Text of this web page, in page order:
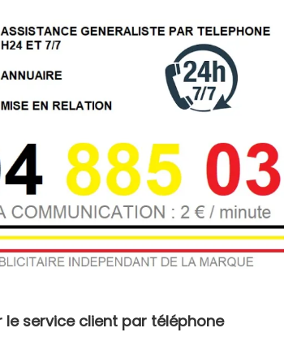
le service client par téléphone